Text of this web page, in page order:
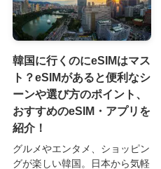
韓国に行くのにeSIMはマス
ト？eSIMがあると便利なシ
ーンや選び方のポイント、
おすすめのeSIM・アプリを
紹介！
グルメやエンタメ、ショッピン
グが楽しい韓国。日本から気軽